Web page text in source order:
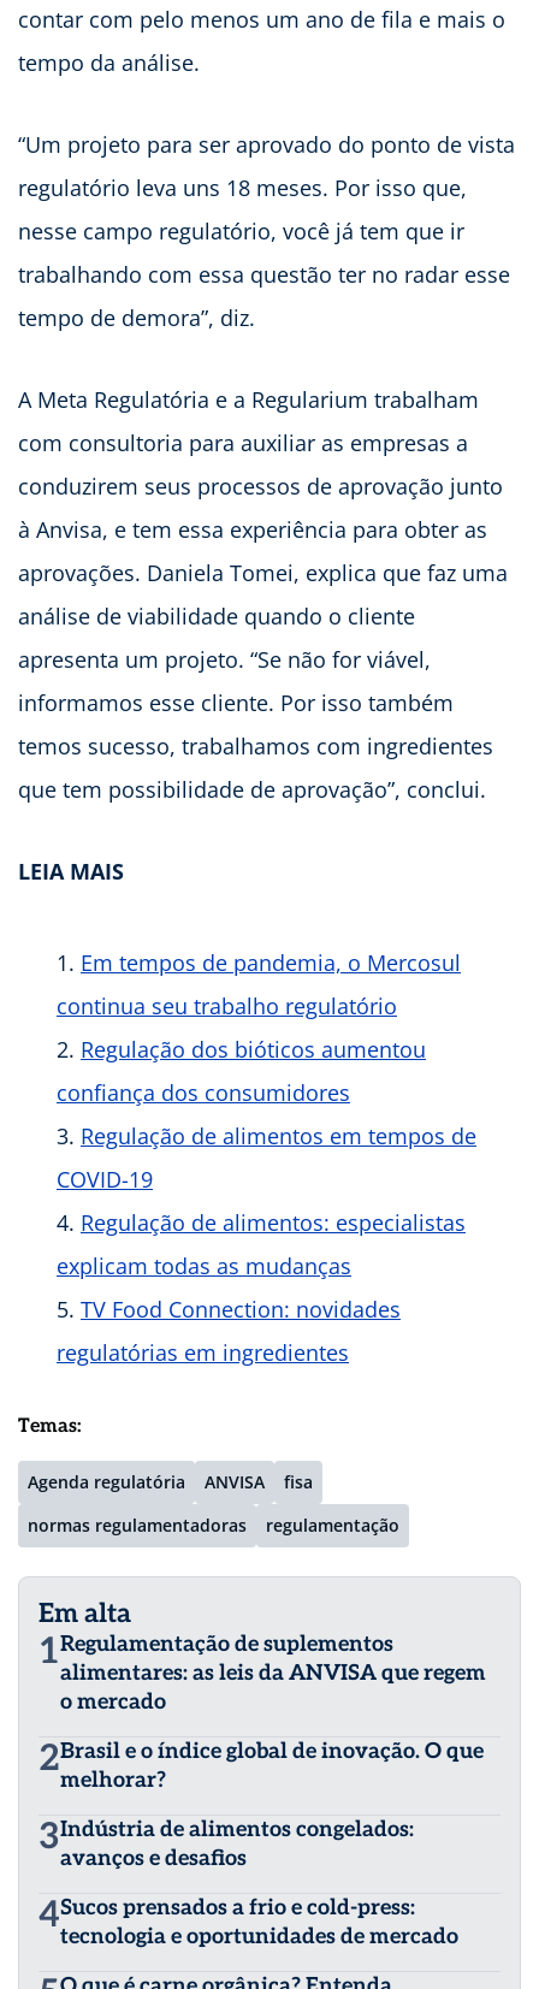
contar com pelo menos um ano de fila e mais o
tempo da análise.
“Um projeto para ser aprovado do ponto de vista
regulatório leva uns 18 meses. Por isso que,
nesse campo regulatório, você já tem que ir
trabalhando com essa questão ter no radar esse
tempo de demora”, diz.
A Meta Regulatória e a Regularium trabalham
com consultoria para auxiliar as empresas a
conduzirem seus processos de aprovação junto
à Anvisa, e tem essa experiência para obter as
aprovações. Daniela Tomei, explica que faz uma
análise de viabilidade quando o cliente
apresenta um projeto. “Se não for viável,
informamos esse cliente. Por isso também
temos sucesso, trabalhamos com ingredientes
que tem possibilidade de aprovação”, conclui.
LEIA MAIS
Em tempos de pandemia, o Mercosul
continua seu trabalho regulatório
Regulação dos bióticos aumentou
confiança dos consumidores
Regulação de alimentos em tempos de
COVID-19
Regulação de alimentos: especialistas
explicam todas as mudanças
TV Food Connection: novidades
regulatórias em ingredientes
Temas:
Agenda regulatória ANVISA
fisa
normas regulamentadoras
regulamentação
Em alta
1Regulamentação de suplementos
alimentares: as leis da ANVISA que regem
o mercado
2Brasil e o índice global de inovação. O que
melhorar?
3Indústria de alimentos congelados:
avanços e desafios
4Sucos prensados a frio e cold-press:
tecnologia e oportunidades de mercado